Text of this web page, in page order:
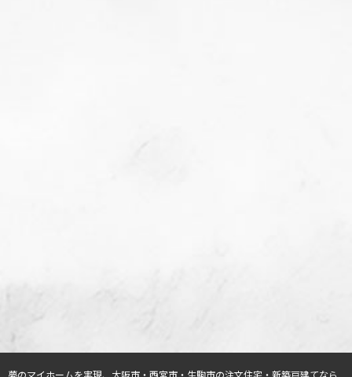
夢のマイホームを実現、 大阪市・西宮市・生駒市の注文住宅・新築戸建てなら